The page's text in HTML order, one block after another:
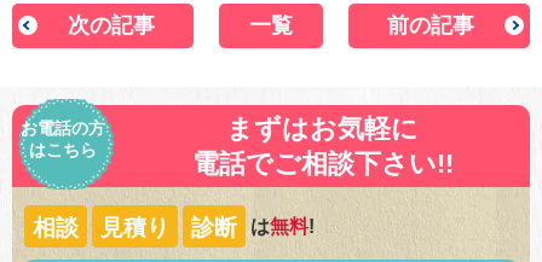
次の記事 一覧 前の記事
お電話の方
はこちら
まずはお気軽に
電話でご相談下さい!!
相談 見積り 診断 は無料!